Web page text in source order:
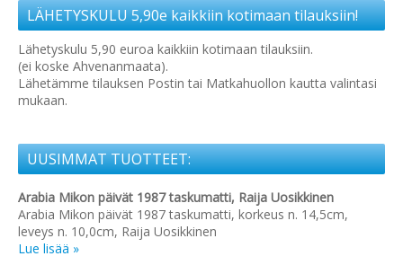
LÄHETYSKULU 5,90e kaikkiin kotimaan tilauksiin!
Lähetyskulu 5,90 euroa kaikkiin kotimaan tilauksiin.
(ei koske Ahvenanmaata).
Lähetämme tilauksen Postin tai Matkahuollon kautta valintasi
mukaan.
UUSIMMAT TUOTTEET:
Arabia Mikon päivät 1987 taskumatti, Raija Uosikkinen
Arabia Mikon päivät 1987 taskumatti, korkeus n. 14,5cm,
leveys n. 10,0cm, Raija Uosikkinen
Lue lisää »